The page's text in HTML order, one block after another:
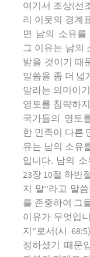
여기서 조상(선
리 이웃의 경계
면 남의 소유를
그 이유는 남의
받을 것이기 때
말씀을 좀 더 넓
말라는 의미이
영토를 침략하
국가들의 영토
한 민족이 다른
유는 남의 소유
입니다. 남의
23장 10절 하반
지 말”라고 말
를 존중하여 그
이유가 무엇입
지”로서(시
정하셨기 때문